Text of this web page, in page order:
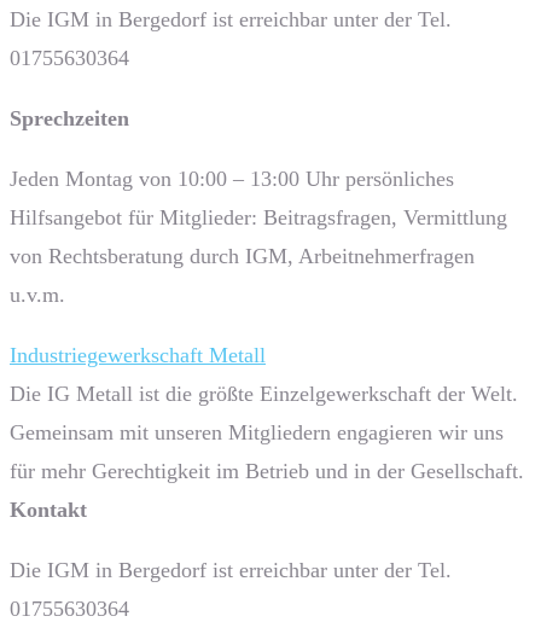
Die IGM in Bergedorf ist erreichbar unter der Tel.
01755630364
Sprech­zeiten
Jeden Montag von 10:00 – 13:00 Uhr persönliches
Hilfsangebot für Mitglieder: Beitragsfragen, Vermittlung
von Rechtsberatung durch IGM, Arbeitnehmerfragen
u.v.m.
Industriegewerkschaft Metall
Die IG Metall ist die größte Einzelgewerkschaft der Welt.
Gemeinsam mit unseren Mitgliedern engagieren wir uns
für mehr Gerechtigkeit im Betrieb und in der Gesellschaft.
Kontakt
Die IGM in Bergedorf ist erreichbar unter der Tel.
01755630364